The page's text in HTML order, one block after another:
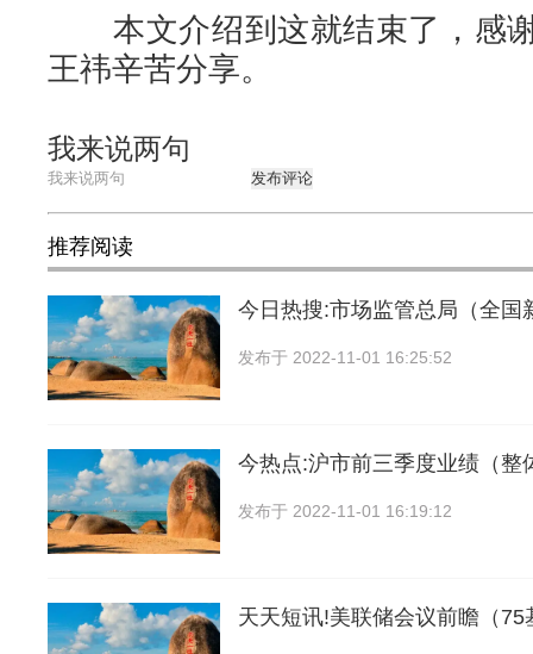
本文介绍到这就结束了，感
王祎辛苦分享。
我来说两句
发布评论
推荐阅读
今日热搜:市场监管总局（全国
发布于 2022-11-01 16:25:52
今热点:沪市前三季度业绩（整
发布于 2022-11-01 16:19:12
天天短讯!美联储会议前瞻（75